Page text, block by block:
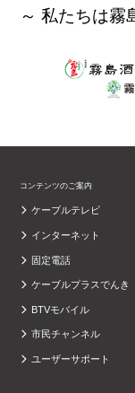
～ 私たちは霧
コンテンツのご案内
ケーブルテレビ
インターネット
固定電話
ケーブルプラスでんき
BTVモバイル
市民チャンネル
ユーザーサポート